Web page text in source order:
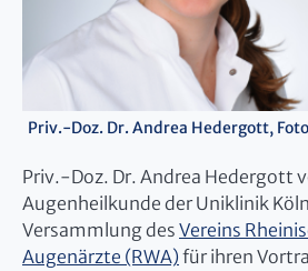
Priv.-Doz. Dr. Andrea Hedergott,
Priv.-Doz. Dr. Andrea Hedergott
Augenheilkunde der Uniklinik
Versammlung des Vereins
Augenärzte (RWA) für ihren